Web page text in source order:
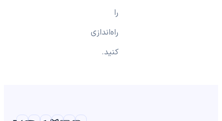
را
راه‌اندازی
کنید.